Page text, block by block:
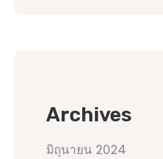
Archives
มิถุนายน 2024